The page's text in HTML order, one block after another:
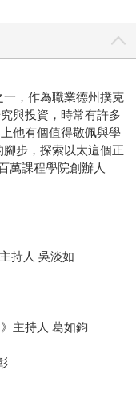
，作為職業德州撲克
與投資，時常有許多
他有個值得敬佩與學
步，探索以太這個正
萬課程學院創辦人
持人 吳淡如
主持人 葛如鈞